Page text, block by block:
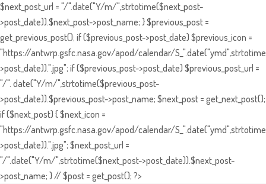
$next_post_url = "/".date("Y/m/",strtotime($next_post-
>post_date)).$next_post->post_name; } $previous_post =
get_previous_post(); if ($previous_post->post_date) $previous_icon =
"https://antwrp.gsfc.nasa.gov/apod/calendar/
>post_date)).".jpg"; if ($previous_post->post_date) $previous_post_url =
"/". date("Y/m/",strtotime($previous_post-
>post_date)).$previous_post->post_name; $next_post = get_next_post();
if ($next_post) { $next_icon =
"https://antwrp.gsfc.nasa.gov/apod/calendar/
>post_date)).".jpg"; $next_post_url =
"/".date("Y/m/",strtotime($next_post->post_date)).$next_post-
>post_name; } // $post = get_post(); ?>